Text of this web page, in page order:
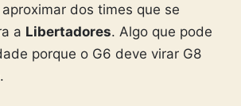
dos times que se
a Libertadores. Algo que pode
porque o G6 deve virar G8